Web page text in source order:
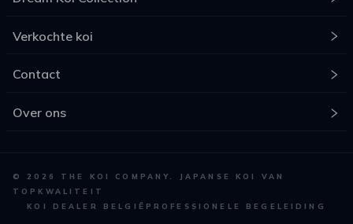
Verkochte koi
Contact
Over ons
© 2026
THE KOI COMPANY. JAPANSE KOI VAN
TOPKWALITEIT
KOI DEALER BELGIË PROFESSIONELE BEGELEIDING